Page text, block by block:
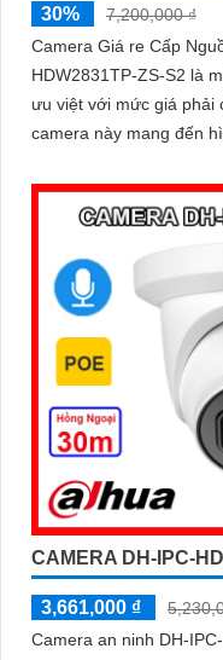
30%
7,200,000 ₫
Camera Giá re Cấp
HDW2831TP-ZS-S2 là
ưu việt với mức giá phải chăng. Với công
camera này mang đến
CAMERA DH-IPC-
3,661,000 ₫
Camera an ninh DH-